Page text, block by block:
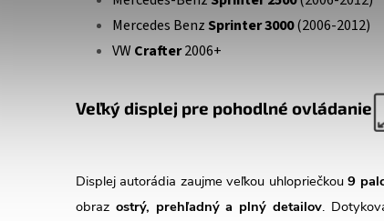
Mercedes BenzSprinter 3000(2006-2012)
VWCrafter2006+
Veľký displej pre pohodlné ovládanie
Displej autorádia zaujme veľkou uhlopriečkou9
obraz ostrý, prehľadný a plný detailov.